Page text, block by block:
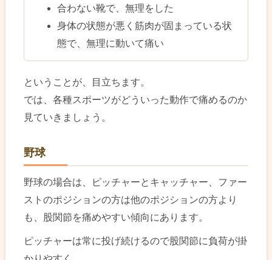
合わない靴で、無理をした
身体の状態が悪く筋肉が固まっている状
態で、無理に動いて痛い
ということが、目立ちます。
では、各種スポーツがどういった動作で痛めるのか
見ていきましょう。
野球
野球の場合は、ピッチャーとキャッチャー、ファー
ストのポジションの方は他のポジションの方より
も、股関節を痛めやすい傾向にあります。
ピッチャーは常に投げ続けるので股関節に負荷が掛